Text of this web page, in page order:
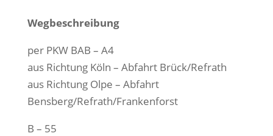
Wegbeschreibung
per PKW BAB – A4
aus Richtung Köln – Abfahrt Brück/Refrath
aus Richtung Olpe – Abfahrt
Bensberg/Refrath/Frankenforst
B – 55